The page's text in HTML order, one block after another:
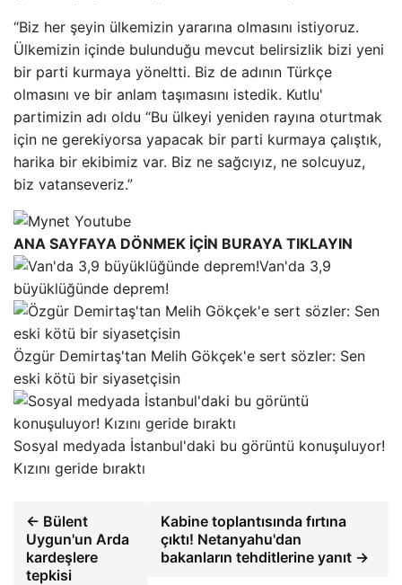
“Biz her şeyin ülkemizin yararına olmasını istiyoruz.
Ülkemizin içinde bulunduğu mevcut belirsizlik bizi yeni
bir parti kurmaya yöneltti. Biz de adının Türkçe
olmasını ve bir anlam taşımasını istedik. Kutlu'
partimizin adı oldu “Bu ülkeyi yeniden rayına oturtmak
için ne gerekiyorsa yapacak bir parti kurmaya çalıştık,
harika bir ekibimiz var. Biz ne sağcıyız, ne solcuyuz,
biz vatanseveriz.”
ANA SAYFAYA DÖNMEK İÇİN BURAYA TIKLAYIN
Van'da 3,9
büyüklüğünde deprem!
Özgür Demirtaş'tan Melih Gökçek'e sert sözler: Sen
eski kötü bir siyasetçisin
Sosyal medyada İstanbul'daki bu görüntü konuşuluyor!
Kızını geride bıraktı
← Bülent
Uygun'un Arda
kardeşlere
tepkisi
Kabine toplantısında fırtına
çıktı! Netanyahu'dan
bakanların tehditlerine yanıt →